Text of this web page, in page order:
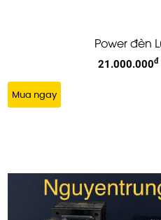
Power đèn
21.000.000đ
Mua ngay